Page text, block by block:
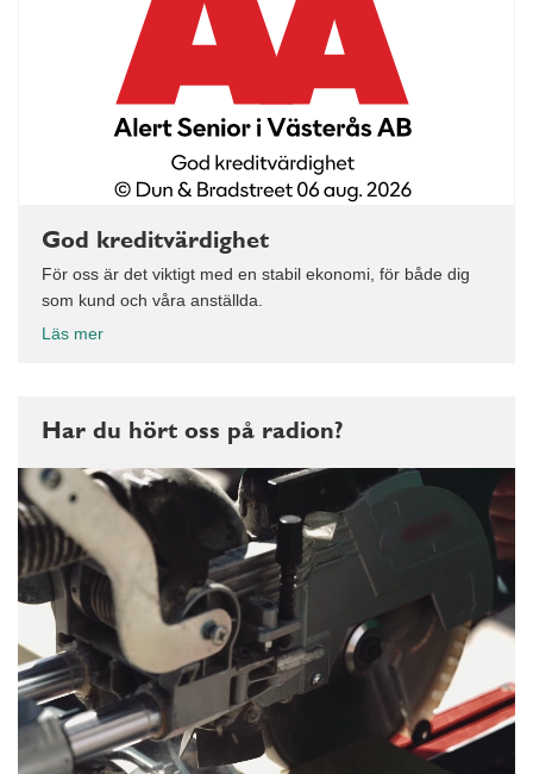
God kreditvärdighet
För oss är det viktigt med en stabil ekonomi, för både dig
som kund och våra anställda.
Läs mer
Har du hört oss på radion?